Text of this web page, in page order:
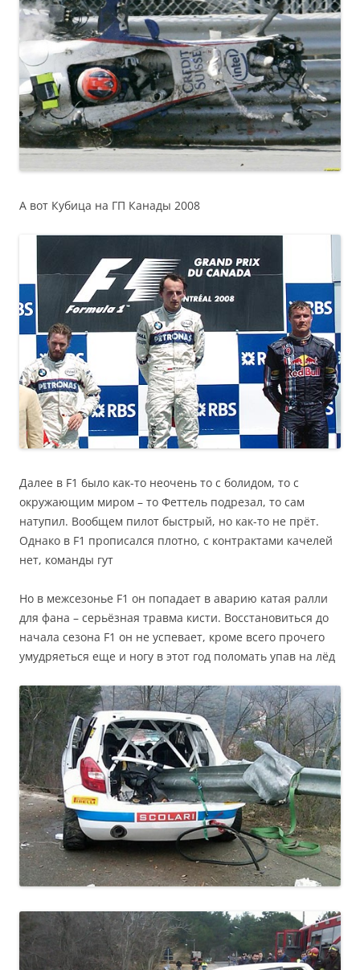
А вот Кубица на ГП Канады 2008
Далее в F1 было как-то неочень то с болидом, то с
окружающим миром – то Феттель подрезал, то сам
натупил. Вообщем пилот быстрый, но как-то не прёт.
Однако в F1 прописался плотно, с контрактами качелей
нет, команды гут
Но в межсезонье F1 он попадает в аварию катая ралли
для фана – серьёзная травма кисти. Восстановиться до
начала сезона F1 он не успевает, кроме всего прочего
умудряеться еще и ногу в этот год поломать упав на лёд